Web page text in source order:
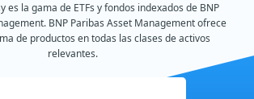
es la gama de ETFs y fondos indexados de BNP
BNP Paribas Asset Management ofrece
de productos en todas las clases de activos
relevantes.